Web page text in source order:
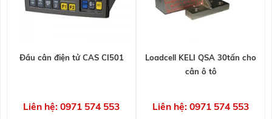
Đầu cân điện tử CAS CI501
Liên hệ: 0971 574 553
Loadcell KELI QSA 30tấn cho
cân ô tô
Liên hệ: 0971 574 553